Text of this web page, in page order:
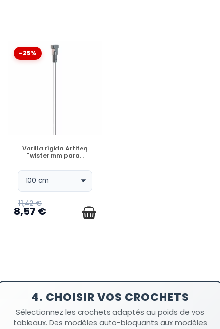
-25%
DISPONIBLE
Varilla rígida Artiteq
Twister mm para...
11,42 €
8,57 €
4. CHOISIR VOS CROCHETS
Sélectionnez les crochets adaptés au poids de vos
tableaux. Des modèles auto-bloquants aux modèles